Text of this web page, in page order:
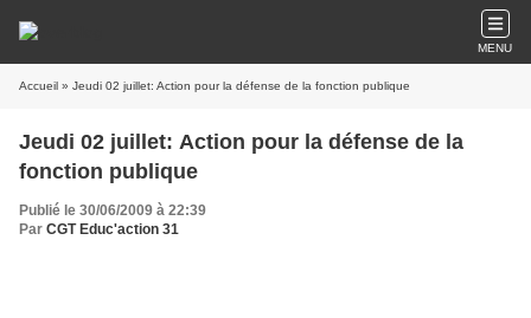
MENU
Accueil » Jeudi 02 juillet: Action pour la défense de la fonction publique
Jeudi 02 juillet: Action pour la défense de la
fonction publique
Publié le 30/06/2009 à 22:39
Par CGT Educ'action 31